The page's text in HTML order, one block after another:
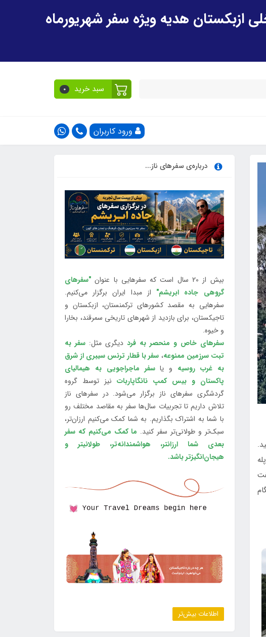
سبد خرید 0
ورود کاربران
درباره‌ی سفرهای ناز...
بیش از 20 سال است که سفرهایی با عنوان
"سفرهای
گروهی جاده ابریشم" از مبدا ایران برگزار می‌کنیم.
سفرهایی به مقصد کشورهای ترکمنستان، ازبکستان و
تاجیکستان، برای بازدید از شهرهای تاریخی سمرقند، بخارا
و خیوه.
سفرهای خاص و منحصر به فرددیگری مثل:سفر به
تبت سرزمین ممنوعه، سفر با قطار ترنس سیبری از شرق
به غرب روسیه و یاسفر ماجراجویی به هیمالیای
پاکستان و بیس کمپ نانگاپاربات نیز توسط گروه
گردشگری سفرهای ناز برگزار می‌شود. در سفرهای ناز
تلاش داریم تا تجربیات سال‌ها سفر به مقاصد مختلف رو
با شما به اشتراک بگذاریم. به شما کمک می‌کنیم ارزان‌تر،
سبک‌تر و طولانی‌تر سفر کنید. ما کمک می‌کنیم که سفر
بعدی شما ارزانتر، هواشمندانه‌تر، طولانی‎تر و
هیجان‌انگیزتر باشد.
اطلاعات بیش‌تر